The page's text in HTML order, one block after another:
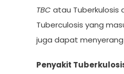
TBC atau Tuberkulosis
Tuberculosis yang
juga dapat
Penyakit